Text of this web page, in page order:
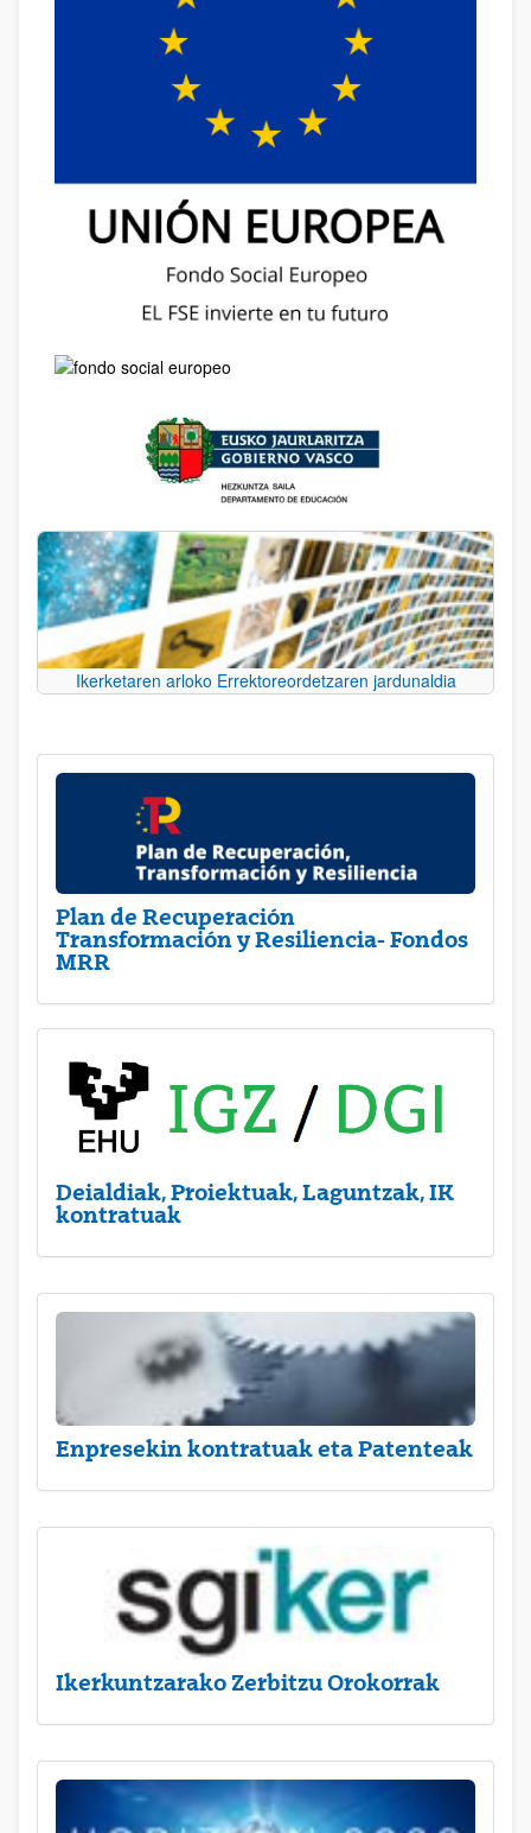
Ikerketaren arloko Errektoreordetzaren jardunaldia
Plan de Recuperación
Transformación y Resiliencia- Fondos
MRR
Deialdiak, Proiektuak, Laguntzak, IK
kontratuak
Enpresekin kontratuak eta Patenteak
Ikerkuntzarako Zerbitzu Orokorrak